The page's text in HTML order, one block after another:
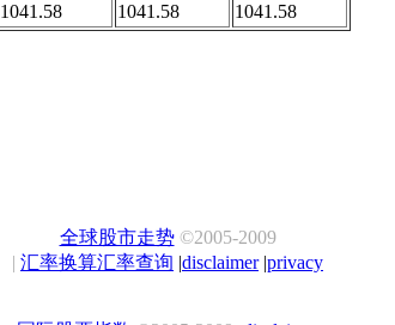
1041.58 1041.58 1041.58
全球股市走势©2005-2009
| 汇率换算汇率查询 |disclaimer|privacy